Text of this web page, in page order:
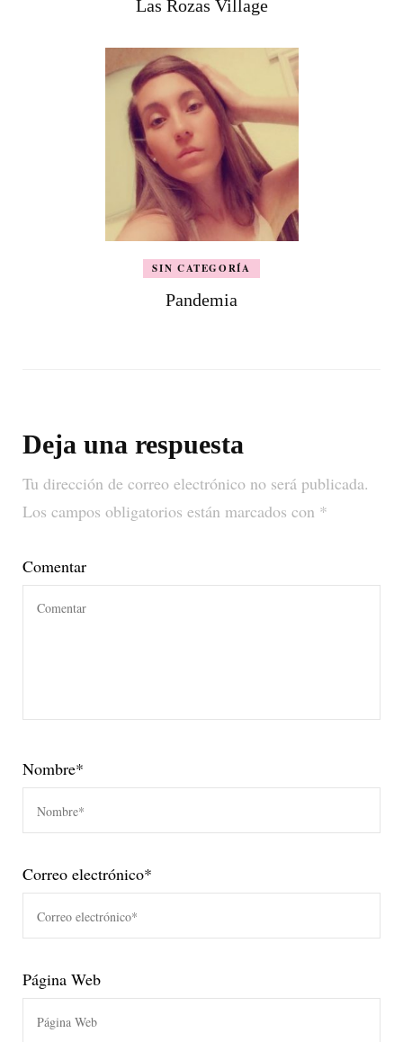
Las Rozas Village
SIN CATEGORÍA
Pandemia
Deja una respuesta
Tu dirección de correo electrónico no será publicada.
Los campos obligatorios están marcados con *
Comentar
Nombre*
Correo electrónico*
Página Web